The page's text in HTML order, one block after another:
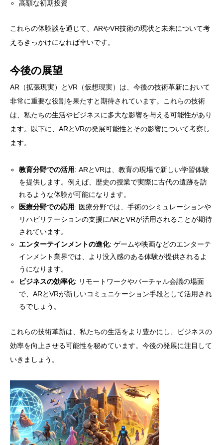
高額な初期投資
これらの体験談を通じて、ARやVR技術の現状と未来について考
えるきっかけになれば幸いです。
今後の展望
AR（拡張現実）とVR（仮想現実）は、今後の技術革新において
非常に重要な役割を果たすと期待されています。これらの技術
は、私たちの生活やビジネスに多大な影響を与える可能性があり
ます。以下に、ARとVRの発展可能性とその影響について考察し
ます。
教育分野での活用: ARとVRは、教育の現場で新しい学習体験
を提供します。例えば、歴史の授業で実際に古代の遺跡を訪
れるような体験が可能になります。
医療分野での応用: 医療分野では、手術のシミュレーションや
リハビリテーションの支援にARとVRが活用されることが期待
されています。
エンターテインメントの進化: ゲームや映画などのエンターテ
インメント業界では、より没入感のある体験が提供されるよ
うになります。
ビジネスの効率化: リモートワークやバーチャル会議の場面
で、ARとVRが新しいコミュニケーション手段として活用され
るでしょう。
これらの技術革新は、私たちの生活をより豊かにし、ビジネスの
効率を向上させる可能性を秘めています。今後の発展に注目して
いきましょう。